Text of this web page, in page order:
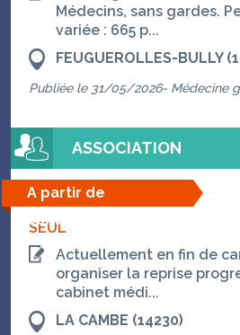
Médecins, sans gardes.
variée : 665 p...
FEUGUEROLLES-BULLY
Publiée le 31/05/2026- Médecine
ASSOCIATION
A partir de
08/08/2026
SEUL
Actuellement en fin de
organiser la reprise
cabinet médi...
LA CAMBE (14230)